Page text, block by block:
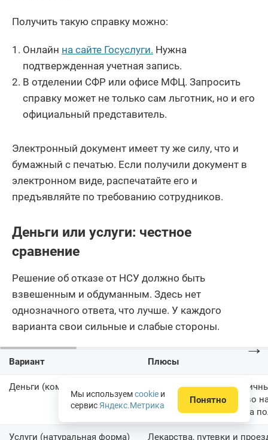
Получить такую справку можно:
Онлайн на сайте Госуслуги. Нужна
подтвержденная учетная запись.
В отделении СФР или офисе МФЦ. Запросить
справку может не только сам льготник, но и его
официальный представитель.
Электронный документ имеет ту же силу, что и
бумажный с печатью. Если получили документ в
электронном виде, распечатайте его и
предъявляйте по требованию сотрудников.
Деньги или услуги: честное
сравнение
Решение об отказе от НСУ должно быть
взвешенным и обдуманным. Здесь нет
однозначного ответа, что лучше. У каждого
варианта свои сильные и слабые стороны.
→
Вариант Плюсы
Деньги (компенсация)
Прибавка к пенсии
нужно доказывать право
что назначил врач, но за
Услуги (натуральная форма) Лекарства, путевки и
Мы используемcookie и
сервис Яндекс.Метрика Понятно